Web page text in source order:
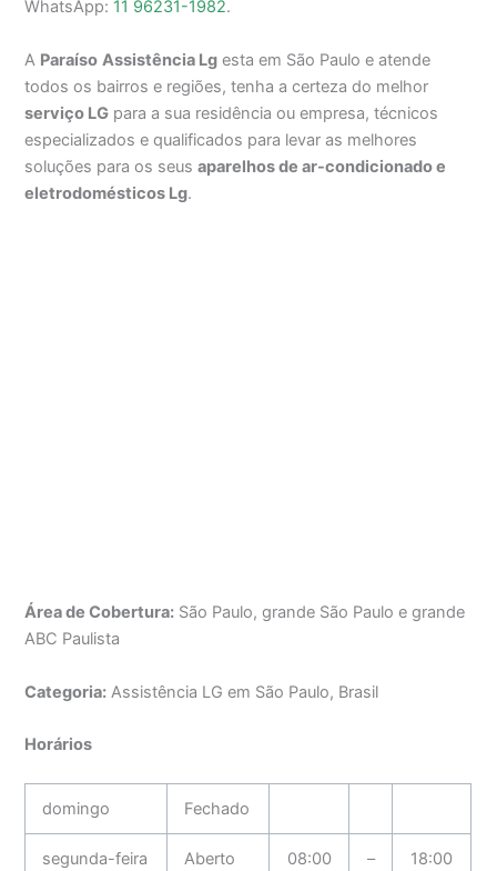
WhatsApp: 11 96231-1982.
A Paraíso Assistência Lg esta em São Paulo e atende
todos os bairros e regiões, tenha a certeza do melhor
serviço LG para a sua residência ou empresa, técnicos
especializados e qualificados para levar as melhores
soluções para os seusaparelhos de ar-condicionado e
eletrodomésticos Lg.
Área de Cobertura: São Paulo, grande São Paulo e grande
ABC Paulista
Categoria: Assistência LG em São Paulo, Brasil
Horários
domingo Fechado
segunda-feira Aberto 08:00 – 18:00